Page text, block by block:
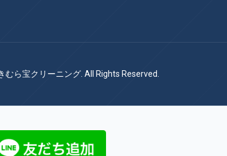
ら宝クリーニング. All Rights Reserved.